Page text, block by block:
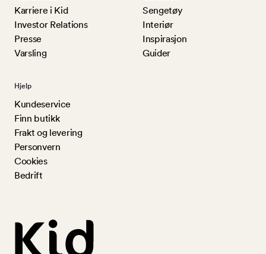
Karriere i Kid
Investor Relations
Presse
Varsling
Sengetøy
Interiør
Inspirasjon
Guider
Hjelp
Kundeservice
Finn butikk
Frakt og levering
Personvern
Cookies
Bedrift